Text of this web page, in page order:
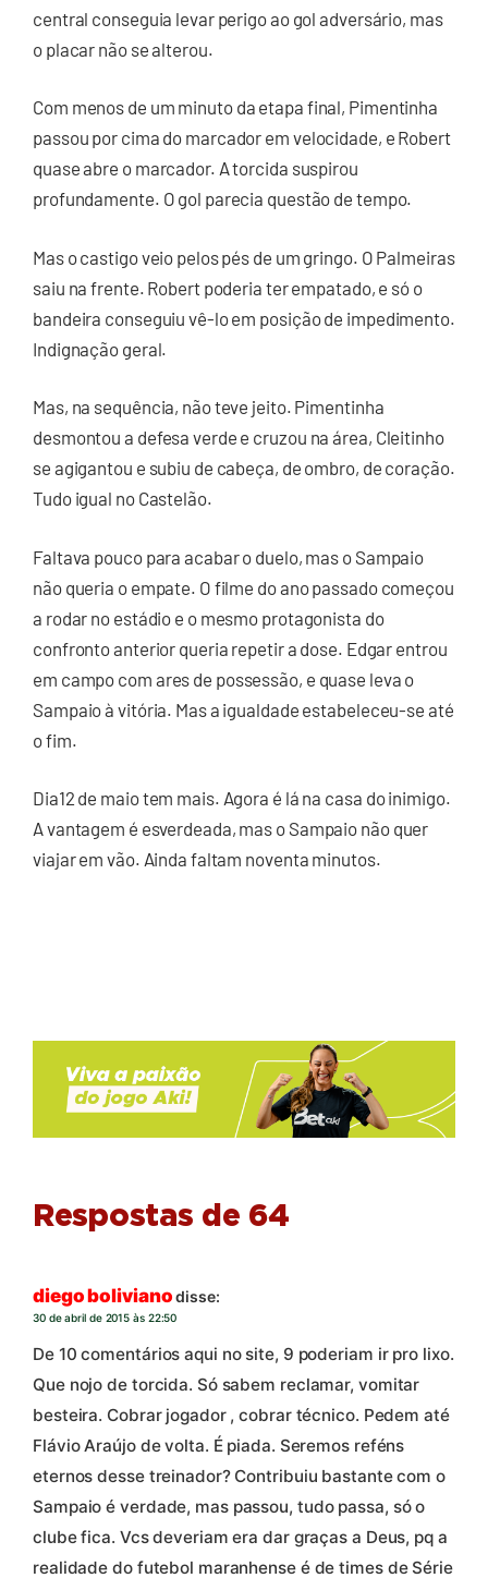
central conseguia levar perigo ao gol adversário, mas
o placar não se alterou.
Com menos de um minuto da etapa final, Pimentinha
passou por cima do marcador em velocidade, e Robert
quase abre o marcador. A torcida suspirou
profundamente. O gol parecia questão de tempo.
Mas o castigo veio pelos pés de um gringo. O Palmeiras
saiu na frente. Robert poderia ter empatado, e só o
bandeira conseguiu vê-lo em posição de impedimento.
Indignação geral.
Mas, na sequência, não teve jeito. Pimentinha
desmontou a defesa verde e cruzou na área, Cleitinho
se agigantou e subiu de cabeça, de ombro, de coração.
Tudo igual no Castelão.
Faltava pouco para acabar o duelo, mas o Sampaio
não queria o empate. O filme do ano passado começou
a rodar no estádio e o mesmo protagonista do
confronto anterior queria repetir a dose. Edgar entrou
em campo com ares de possessão, e quase leva o
Sampaio à vitória. Mas a igualdade estabeleceu-se até
o fim.
Dia12 de maio tem mais. Agora é lá na casa do inimigo.
A vantagem é esverdeada, mas o Sampaio não quer
viajar em vão. Ainda faltam noventa minutos.
Respostas de 64
diego boliviano disse:
30 de abril de 2015 às 22:50
De 10 comentários aqui no site, 9 poderiam ir pro lixo.
Que nojo de torcida. Só sabem reclamar, vomitar
besteira. Cobrar jogador , cobrar técnico. Pedem até
Flávio Araújo de volta. É piada. Seremos reféns
eternos desse treinador? Contribuiu bastante com o
Sampaio é verdade, mas passou, tudo passa, só o
clube fica. Vcs deveriam era dar graças a Deus, pq a
realidade do futebol maranhense é de times de Série